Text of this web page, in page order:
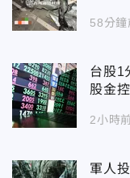
58分鐘
台股1
股金
2小時前
軍人